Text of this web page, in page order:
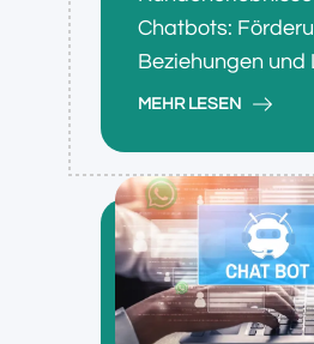
Chatbots:
Beziehungen und
MEHR LESEN